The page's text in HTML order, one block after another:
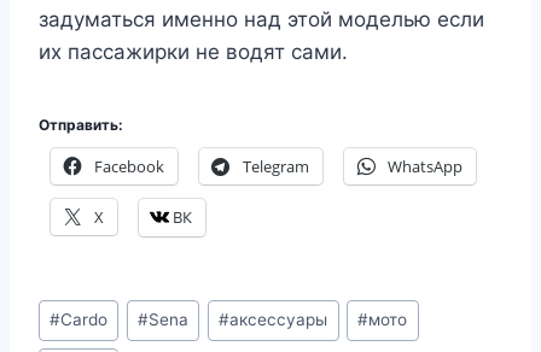
задуматься именно над этой моделью если
их пассажирки не водят сами.
Отправить:
Facebook Telegram WhatsApp
X ВК
Метки
записи:
#Cardo #Sena #аксессуары #мото